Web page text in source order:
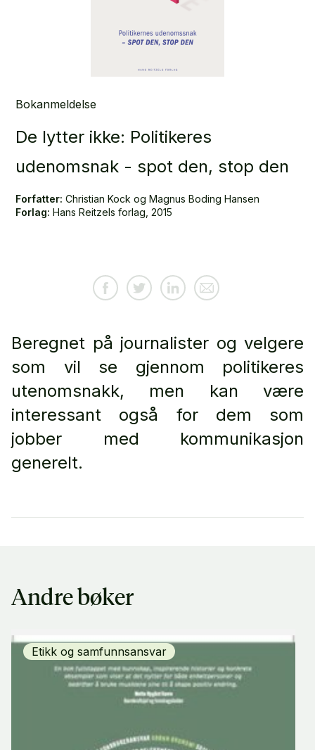
Bokanmeldelse
De lytter ikke: Politikeres
udenomsnak - spot den, stop den
Forfatter: Christian Kock og Magnus Boding Hansen
Forlag: Hans Reitzels forlag, 2015
Beregnet på journalister og velgere
som vil se gjennom politikeres
utenomsnakk, men kan være
interessant også for dem som
jobber med kommunikasjon
generelt.
Andre bøker
Etikk og samfunnsansvar